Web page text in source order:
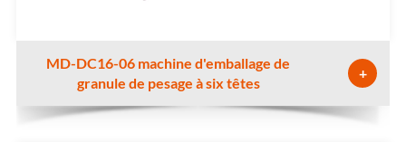
MD-DC16-06 machine d'emballage de
granule de pesage à six têtes
+